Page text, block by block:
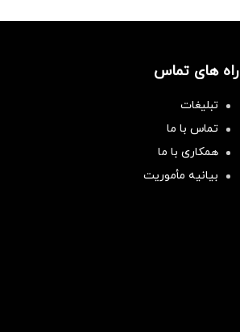
راه های تماس
تبلیغات
تماس با ما
همکاری با ما
بیانیه مأموریت